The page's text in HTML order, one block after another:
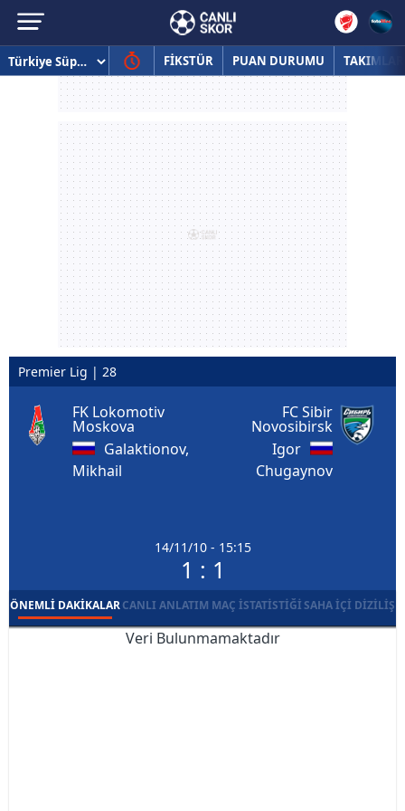
FİKSTÜR PUAN DURUMU TAKIMLAR
Premier Lig | 28
FK Lokomotiv
Moskova
Galaktionov,
Mikhail
14/11/10 - 15:15
1 : 1
FC Sibir
Novosibirsk
Igor
Chugaynov
ÖNEMLI DAKIKALARCANLI ANLATIM MAÇ İSTATISTIĞISAHA İÇI DIZILIŞ
Veri Bulunmamaktadır